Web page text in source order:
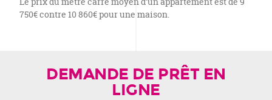
750€ contre 10 860€ pour une maison.
DEMANDE DE PRÊT EN
LIGNE